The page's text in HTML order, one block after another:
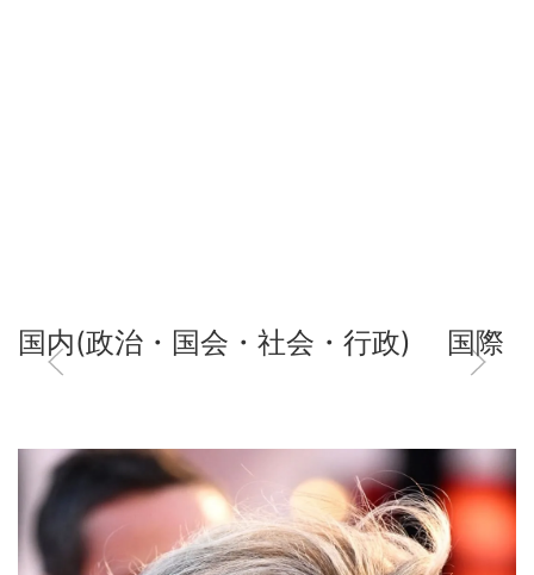
国内(政治・国会・社会・行政) 国際